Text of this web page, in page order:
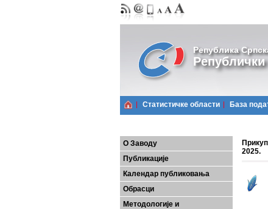
Република
Републички
Статистичке области Базa
О Заводу
Публикације
Календар публиковања
Обрасци
Методологије и
2025.